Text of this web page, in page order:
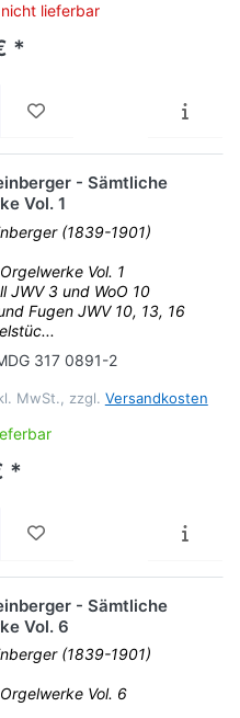
lieferbar
*
- Sämtliche
Vol. 1
(1839-1901)
Vol. 1
JWV 3 und WoO 10
Fugen JWV 10, 13, 16
317 0891-2
MwSt., zzgl. Versandkosten
*
- Sämtliche
Vol. 6
(1839-1901)
Vol. 6